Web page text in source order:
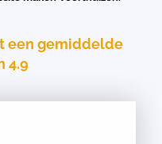
een gemiddelde
4.9